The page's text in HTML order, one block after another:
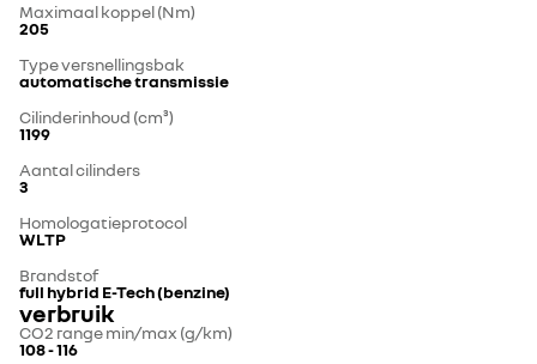
Maximaal koppel (Nm)
205
Type versnellingsbak
automatische transmissie
Cilinderinhoud (cm³)
1199
Aantal cilinders
3
Homologatieprotocol
WLTP
Brandstof
full hybrid E-Tech (benzine)
verbruik
CO2 range min/max (g/km)
108 - 116